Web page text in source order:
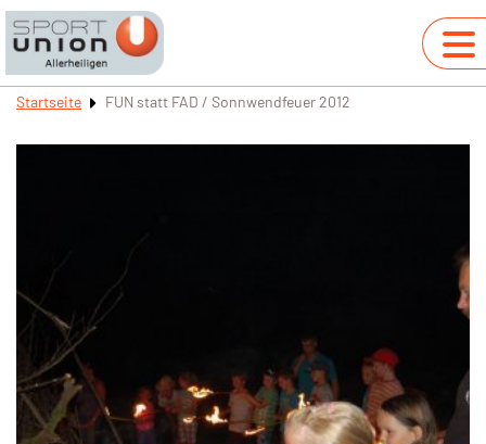
Startseite FUN statt FAD / Sonnwendfeuer 2012